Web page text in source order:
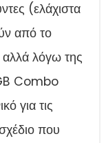
(ελάχιστα
από το
λόγω της
Combo
για τις
που